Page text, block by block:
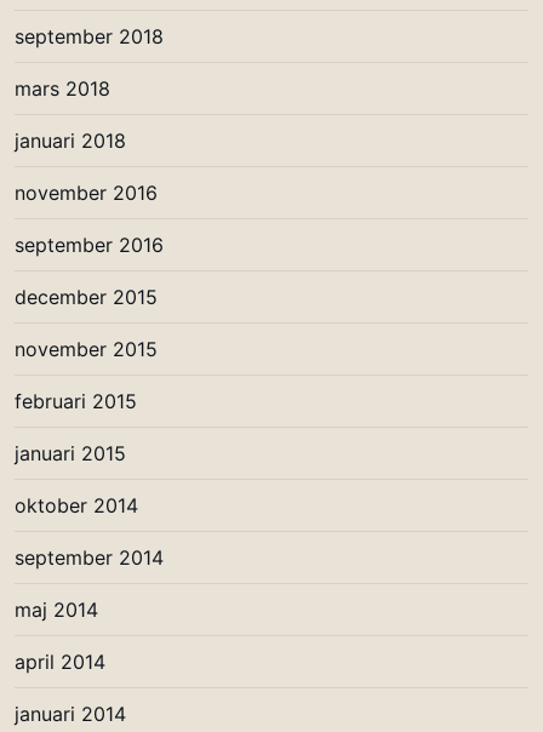
september 2018
mars 2018
januari 2018
november 2016
september 2016
december 2015
november 2015
februari 2015
januari 2015
oktober 2014
september 2014
maj 2014
april 2014
januari 2014